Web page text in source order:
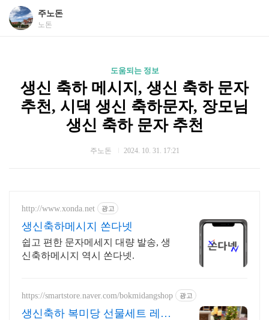
주노돈
노돈
도움되는 정보
생신 축하 메시지, 생신 축하 문자
추천, 시댁 생신 축하문자, 장모님
생신 축하 문자 추천
주노돈 2024. 10. 31. 17:21
http://www.xonda.net 광고
생신축하메시지 쏜다넷
쉽고 편한 문자메세지 대량 발송, 생
신축하메시지 역시 쏜다넷.
https://smartstore.naver.com/bokmidangshop 광고
생신축하 복미당 선물세트 레터